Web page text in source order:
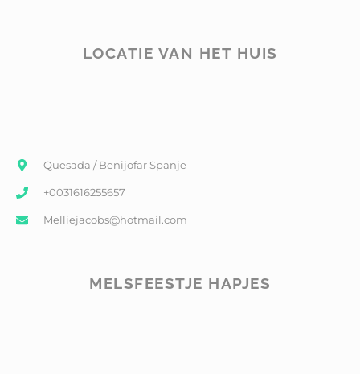
LOCATIE VAN HET HUIS
Quesada / Benijofar Spanje
+0031616255657
Melliejacobs@hotmail.com
MELSFEESTJE HAPJES